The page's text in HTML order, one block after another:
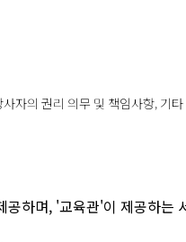
자의 권리 의무 및 책임사항, 기
하며, '교육관'이 제공하